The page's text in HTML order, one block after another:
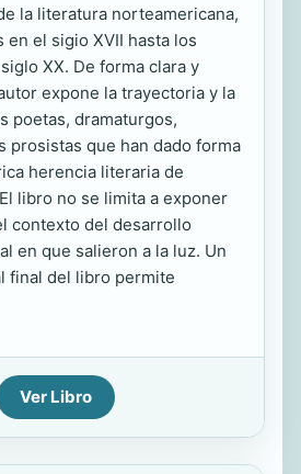
la literatura norteamericana,
el sigio XVII hasta los
XX. De forma clara y
expone la trayectoria y la
poetas, dramaturgos,
prosistas que han dado forma
herencia literaria de
libro no se limita a exponer
contexto del desarrollo
en que salieron a la luz. Un
final del libro permite
Ver Libro